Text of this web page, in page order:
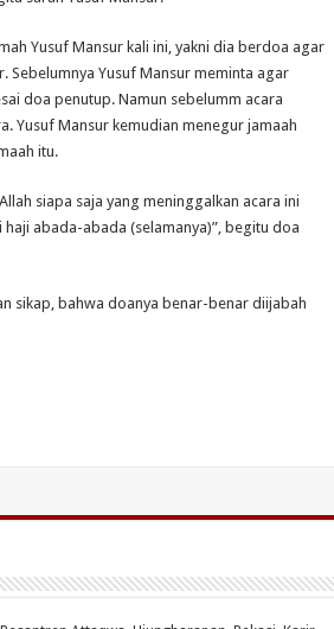
Yusuf Mansur kali ini, yakni dia berdoa agar
Sebelumnya Yusuf Mansur meminta agar
doa penutup. Namun sebelumm acara
Yusuf Mansur kemudian menegur jamaah
itu.
siapa saja yang meninggalkan acara ini
abada-abada (selamanya)”, begitu doa
sikap, bahwa doanya benar-benar diijabah